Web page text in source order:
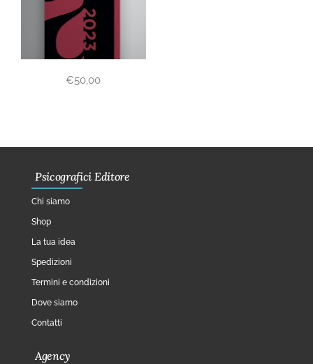
€50,00
Psicografici Editore
Chi siamo
Shop
La tua idea
Spedizioni
Termini e condizioni
Dove siamo
Contatti
Agency